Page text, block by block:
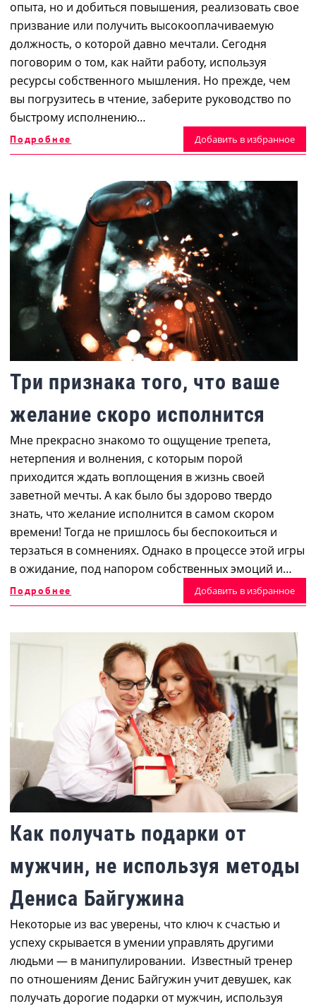
опыта, но и добиться повышения, реализовать свое
призвание или получить высокооплачиваемую
должность, о которой давно мечтали. Сегодня
поговорим о том, как найти работу, используя
ресурсы собственного мышления. Но прежде, чем
вы погрузитесь в чтение, заберите руководство по
быстрому исполнению…
Подробнее Добавить в избранное
Три признака того, что ваше
желание скоро исполнится
Мне прекрасно знакомо то ощущение трепета,
нетерпения и волнения, с которым порой
приходится ждать воплощения в жизнь своей
заветной мечты. А как было бы здорово твердо
знать, что желание исполнится в самом скором
времени! Тогда не пришлось бы беспокоиться и
терзаться в сомнениях. Однако в процессе этой игры
в ожидание, под напором собственных эмоций и…
Подробнее Добавить в избранное
Как получать подарки от
мужчин, не используя методы
Дениса Байгужина
Некоторые из вас уверены, что ключ к счастью и
успеху скрывается в умении управлять другими
людьми — в манипулировании. Известный тренер
по отношениям Денис Байгужин учит девушек, как
получать дорогие подарки от мужчин, используя